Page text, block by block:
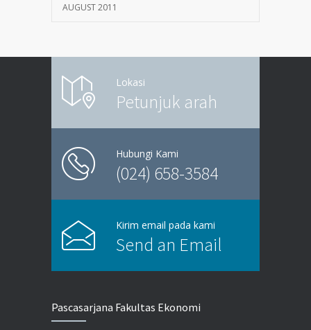
AUGUST 2011
Lokasi
Petunjuk arah
Hubungi Kami
(024) 658-3584
Kirim email pada kami
Send an Email
Pascasarjana Fakultas Ekonomi